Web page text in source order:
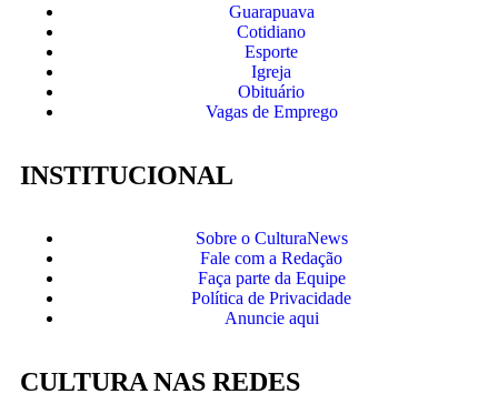
Guarapuava
Cotidiano
Esporte
Igreja
Obituário
Vagas de Emprego
INSTITUCIONAL
Sobre o CulturaNews
Fale com a Redação
Faça parte da Equipe
Política de Privacidade
Anuncie aqui
CULTURA NAS REDES